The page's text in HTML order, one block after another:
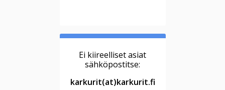
Ei kiireelliset asiat
sähköpostitse:
karkurit(at)karkurit.fi